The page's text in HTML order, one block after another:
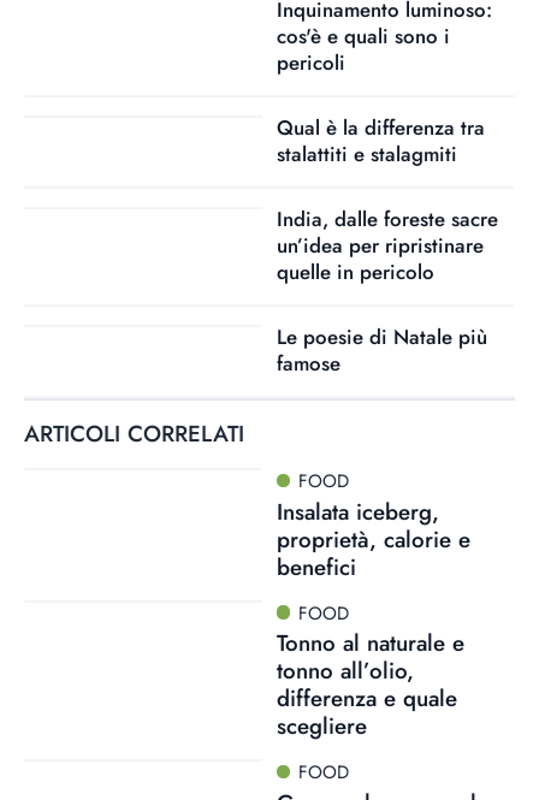
Inquinamento luminoso:
cos'è e quali sono i
pericoli
Qual è la differenza tra
stalattiti e stalagmiti
India, dalle foreste sacre
un’idea per ripristinare
quelle in pericolo
Le poesie di Natale più
famose
ARTICOLI CORRELATI
FOOD
Insalata iceberg,
proprietà, calorie e
benefici
FOOD
Tonno al naturale e
tonno all’olio,
differenza e quale
scegliere
FOOD